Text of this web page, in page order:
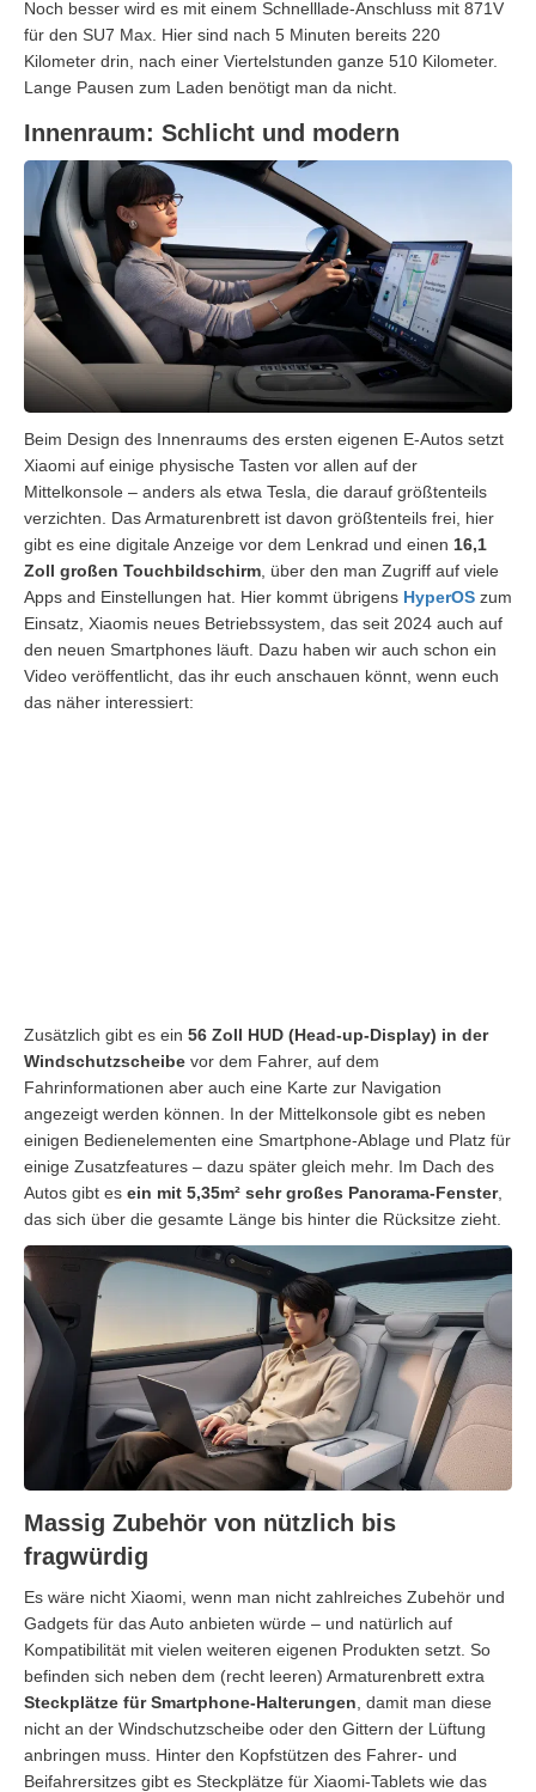
Noch besser wird es mit einem Schnelllade-Anschluss mit 871V
für den SU7 Max. Hier sind nach 5 Minuten bereits 220
Kilometer drin, nach einer Viertelstunden ganze 510 Kilometer.
Lange Pausen zum Laden benötigt man da nicht.
Innenraum: Schlicht und modern
Beim Design des Innenraums des ersten eigenen E-Autos setzt
Xiaomi auf einige physische Tasten vor allen auf der
Mittelkonsole – anders als etwa Tesla, die darauf größtenteils
verzichten. Das Armaturenbrett ist davon größtenteils frei, hier
gibt es eine digitale Anzeige vor dem Lenkrad und einen 16,1
Zoll großen Touchbildschirm, über den man Zugriff auf viele
Apps and Einstellungen hat. Hier kommt übrigens HyperOS zum
Einsatz, Xiaomis neues Betriebssystem, das seit 2024 auch auf
den neuen Smartphones läuft. Dazu haben wir auch schon ein
Video veröffentlicht, das ihr euch anschauen könnt, wenn euch
das näher interessiert:
Zusätzlich gibt es ein 56 Zoll HUD (Head-up-Display) in der
Windschutzscheibe vor dem Fahrer, auf dem
Fahrinformationen aber auch eine Karte zur Navigation
angezeigt werden können. In der Mittelkonsole gibt es neben
einigen Bedienelementen eine Smartphone-Ablage und Platz für
einige Zusatzfeatures – dazu später gleich mehr. Im Dach des
Autos gibt es ein mit 5,35m² sehr großes Panorama-Fenster,
das sich über die gesamte Länge bis hinter die Rücksitze zieht.
Massig Zubehör von nützlich bis
fragwürdig
Es wäre nicht Xiaomi, wenn man nicht zahlreiches Zubehör und
Gadgets für das Auto anbieten würde – und natürlich auf
Kompatibilität mit vielen weiteren eigenen Produkten setzt. So
befinden sich neben dem (recht leeren) Armaturenbrett extra
Steckplätze für Smartphone-Halterungen , damit man diese
nicht an der Windschutzscheibe oder den Gittern der Lüftung
anbringen muss. Hinter den Kopfstützen des Fahrer- und
Beifahrersitzes gibt es Steckplätze für Xiaomi-Tablets wie das